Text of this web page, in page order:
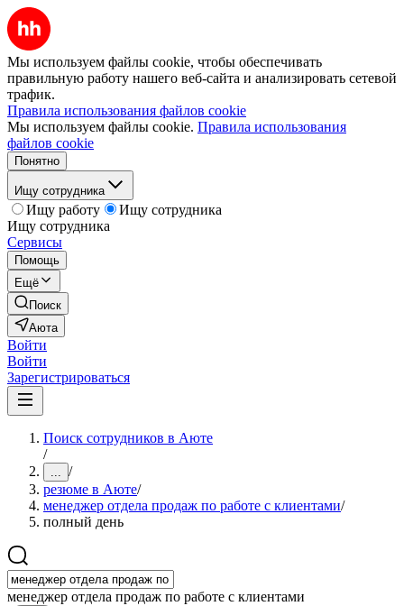
Мы используем файлы cookie, чтобы обеспечивать
правильную работу нашего веб-сайта и анализировать сетевой
трафик.
Правила использования файлов cookie
Мы используем файлы cookie. Правила использования
файлов cookie
Понятно
Ищу сотрудника
Ищу работу
Ищу сотрудника
Ищу сотрудника
Сервисы
Помощь
Ещё
Поиск
Аюта
Войти
Войти
Зарегистрироваться
Поиск сотрудников в Аюте
/
... /
резюме в Аюте/
менеджер отдела продаж по работе с клиентами/
полный день
менеджер отдела продаж по работе с клиентами